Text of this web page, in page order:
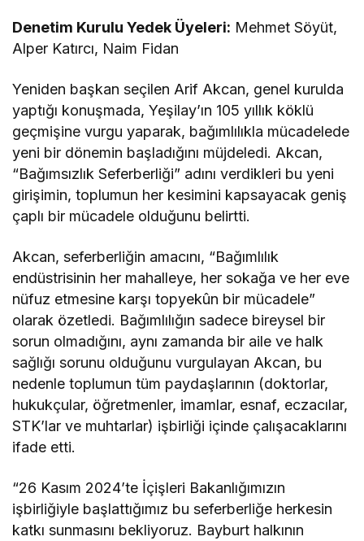
Denetim Kurulu Yedek Üyeleri: Mehmet Söyüt,
Alper Katırcı, Naim Fidan
Yeniden başkan seçilen Arif Akcan, genel kurulda
yaptığı konuşmada, Yeşilay’ın 105 yıllık köklü
geçmişine vurgu yaparak, bağımlılıkla mücadelede
yeni bir dönemin başladığını müjdeledi. Akcan,
“Bağımsızlık Seferberliği” adını verdikleri bu yeni
girişimin, toplumun her kesimini kapsayacak geniş
çaplı bir mücadele olduğunu belirtti.
Akcan, seferberliğin amacını, “Bağımlılık
endüstrisinin her mahalleye, her sokağa ve her eve
nüfuz etmesine karşı topyekûn bir mücadele”
olarak özetledi. Bağımlılığın sadece bireysel bir
sorun olmadığını, aynı zamanda bir aile ve halk
sağlığı sorunu olduğunu vurgulayan Akcan, bu
nedenle toplumun tüm paydaşlarının (doktorlar,
hukukçular, öğretmenler, imamlar, esnaf, eczacılar,
STK’lar ve muhtarlar) işbirliği içinde çalışacaklarını
ifade etti.
“26 Kasım 2024’te İçişleri Bakanlığımızın
işbirliğiyle başlattığımız bu seferberliğe herkesin
katkı sunmasını bekliyoruz. Bayburt halkının